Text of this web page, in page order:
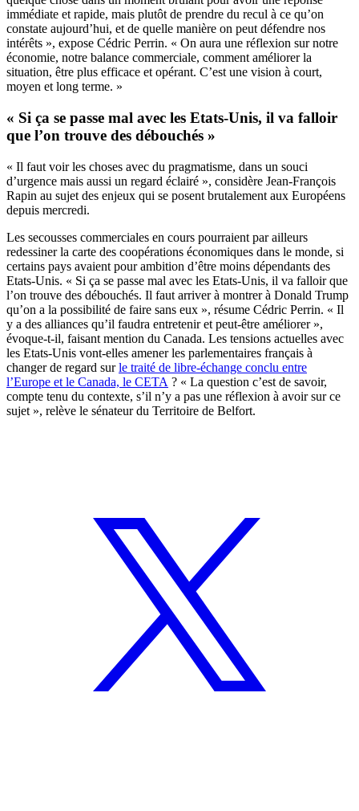
immédiate et rapide, mais plutôt de prendre du recul à ce qu’on
constate aujourd’hui, et de quelle manière on peut défendre nos
intérêts », expose Cédric Perrin. « On aura une réflexion sur notre
économie, notre balance commerciale, comment améliorer la
situation, être plus efficace et opérant. C’est une vision à court,
moyen et long terme. »
« Si ça se passe mal avec les Etats-Unis, il va falloir
que l’on trouve des débouchés »
« Il faut voir les choses avec du pragmatisme, dans un souci
d’urgence mais aussi un regard éclairé », considère Jean-François
Rapin au sujet des enjeux qui se posent brutalement aux Européens
depuis mercredi.
Les secousses commerciales en cours pourraient par ailleurs
redessiner la carte des coopérations économiques dans le monde, si
certains pays avaient pour ambition d’être moins dépendants des
Etats-Unis. « Si ça se passe mal avec les Etats-Unis, il va falloir que
l’on trouve des débouchés. Il faut arriver à montrer à Donald Trump
qu’on a la possibilité de faire sans eux », résume Cédric Perrin. « Il
y a des alliances qu’il faudra entretenir et peut-être améliorer »,
évoque-t-il, faisant mention du Canada. Les tensions actuelles avec
les Etats-Unis vont-elles amener les parlementaires français à
changer de regard surle traité de libre-échange conclu entre
l’Europe et le Canada, le CETA ? « La question c’est de savoir,
compte tenu du contexte, s’il n’y a pas une réflexion à avoir sur ce
sujet », relève le sénateur du Territoire de Belfort.